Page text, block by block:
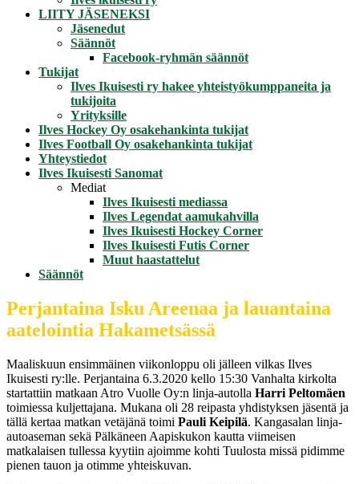
LIITY JÄSENEKSI
Jäsenedut
Säännöt
Facebook-ryhmän säännöt
Tukijat
Ilves Ikuisesti ry hakee yhteistyökumppaneita ja
tukijoita
Yrityksille
Ilves Hockey Oy osakehankinta tukijat
Ilves Football Oy osakehankinta tukijat
Yhteystiedot
Ilves Ikuisesti Sanomat
Mediat
Ilves Ikuisesti mediassa
Ilves Legendat aamukahvilla
Ilves Ikuisesti Hockey Corner
Ilves Ikuisesti Futis Corner
Muut haastattelut
Säännöt
Perjantaina Isku Areenaa ja lauantaina
aatelointia Hakametsässä
Maaliskuun ensimmäinen viikonloppu oli jälleen vilkas Ilves
Ikuisesti ry:lle. Perjantaina 6.3.2020 kello 15:30 Vanhalta kirkolta
startattiin matkaan Atro Vuolle Oy:n linja-autolla Harri Peltomäen
toimiessa kuljettajana. Mukana oli 28 reipasta yhdistyksen jäsentä ja
tällä kertaa matkan vetäjänä toimi Pauli Keipilä. Kangasalan linja-
autoaseman sekä Pälkäneen Aapiskukon kautta viimeisen
matkalaisen tullessa kyytiin ajoimme kohti Tuulosta missä pidimme
pienen tauon ja otimme yhteiskuvan.